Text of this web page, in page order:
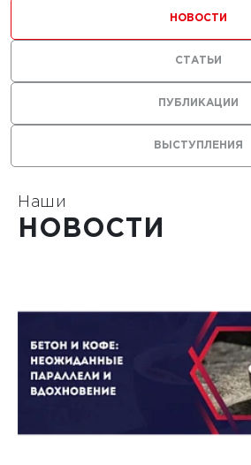
с
ВЫСТУПЛЕНИЯ
ПУБЛИКАЦИИ
НОВОСТИ
СТАТЬИ
Наши
НОВОСТИ